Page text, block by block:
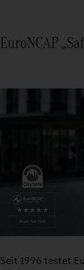
EuroNCAP
Seit 1996 testet